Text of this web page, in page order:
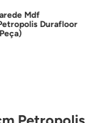
Mdf
Durafloor